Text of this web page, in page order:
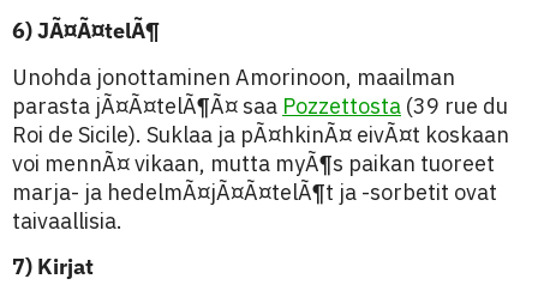
6) JÃ¤Ã¤telÃ¶
Unohda jonottaminen Amorinoon, maailman
parasta jÃ¤Ã¤telÃ¶Ã¤ saa Pozzettosta (39 rue du
Roi de Sicile). Suklaa ja pÃ¤hkinÃ¤ eivÃ¤t koskaan
voi mennÃ¤ vikaan, mutta myÃ¶s paikan tuoreet
marja- ja hedelmÃ¤jÃ¤Ã¤telÃ¶t ja -sorbetit ovat
taivaallisia.
7) Kirjat